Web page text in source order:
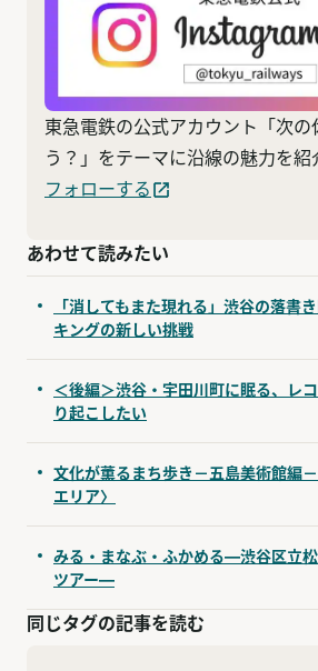
東急電鉄の公式アカウント「次の
う？」をテーマに沿線の魅力を紹
フォローする
あわせて読みたい
「消してもまた現れる」渋谷の落書
キングの新しい挑戦
＜後編＞渋谷・宇田川町に眠る、レ
り起こしたい
文化が薫るまち歩き－五島美術館編
エリア〉
みる・まなぶ・ふかめる―渋谷区立
ツアー―
同じタグの記事を読む